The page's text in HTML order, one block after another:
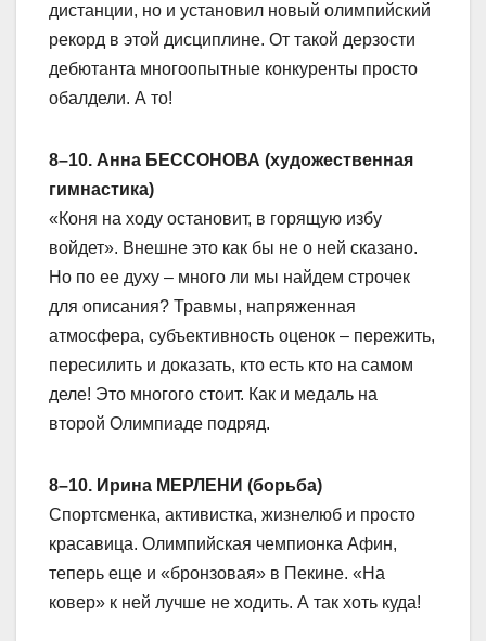
дистанции, но и установил новый олимпийский
рекорд в этой дисциплине. От такой дерзости
дебютанта многоопытные конкуренты просто
обалдели. А то!
8–10. Анна БЕССОНОВА (художественная
гимнастика)
«Коня на ходу остановит, в горящую избу
войдет». Внешне это как бы не о ней сказано.
Но по ее духу – много ли мы найдем строчек
для описания? Травмы, напряженная
атмосфера, субъективность оценок – пережить,
пересилить и доказать, кто есть кто на самом
деле! Это многого стоит. Как и медаль на
второй Олимпиаде подряд.
8–10. Ирина МЕРЛЕНИ (борьба)
Спортсменка, активистка, жизнелюб и просто
красавица. Олимпийская чемпионка Афин,
теперь еще и «бронзовая» в Пекине. «На
ковер» к ней лучше не ходить. А так хоть куда!